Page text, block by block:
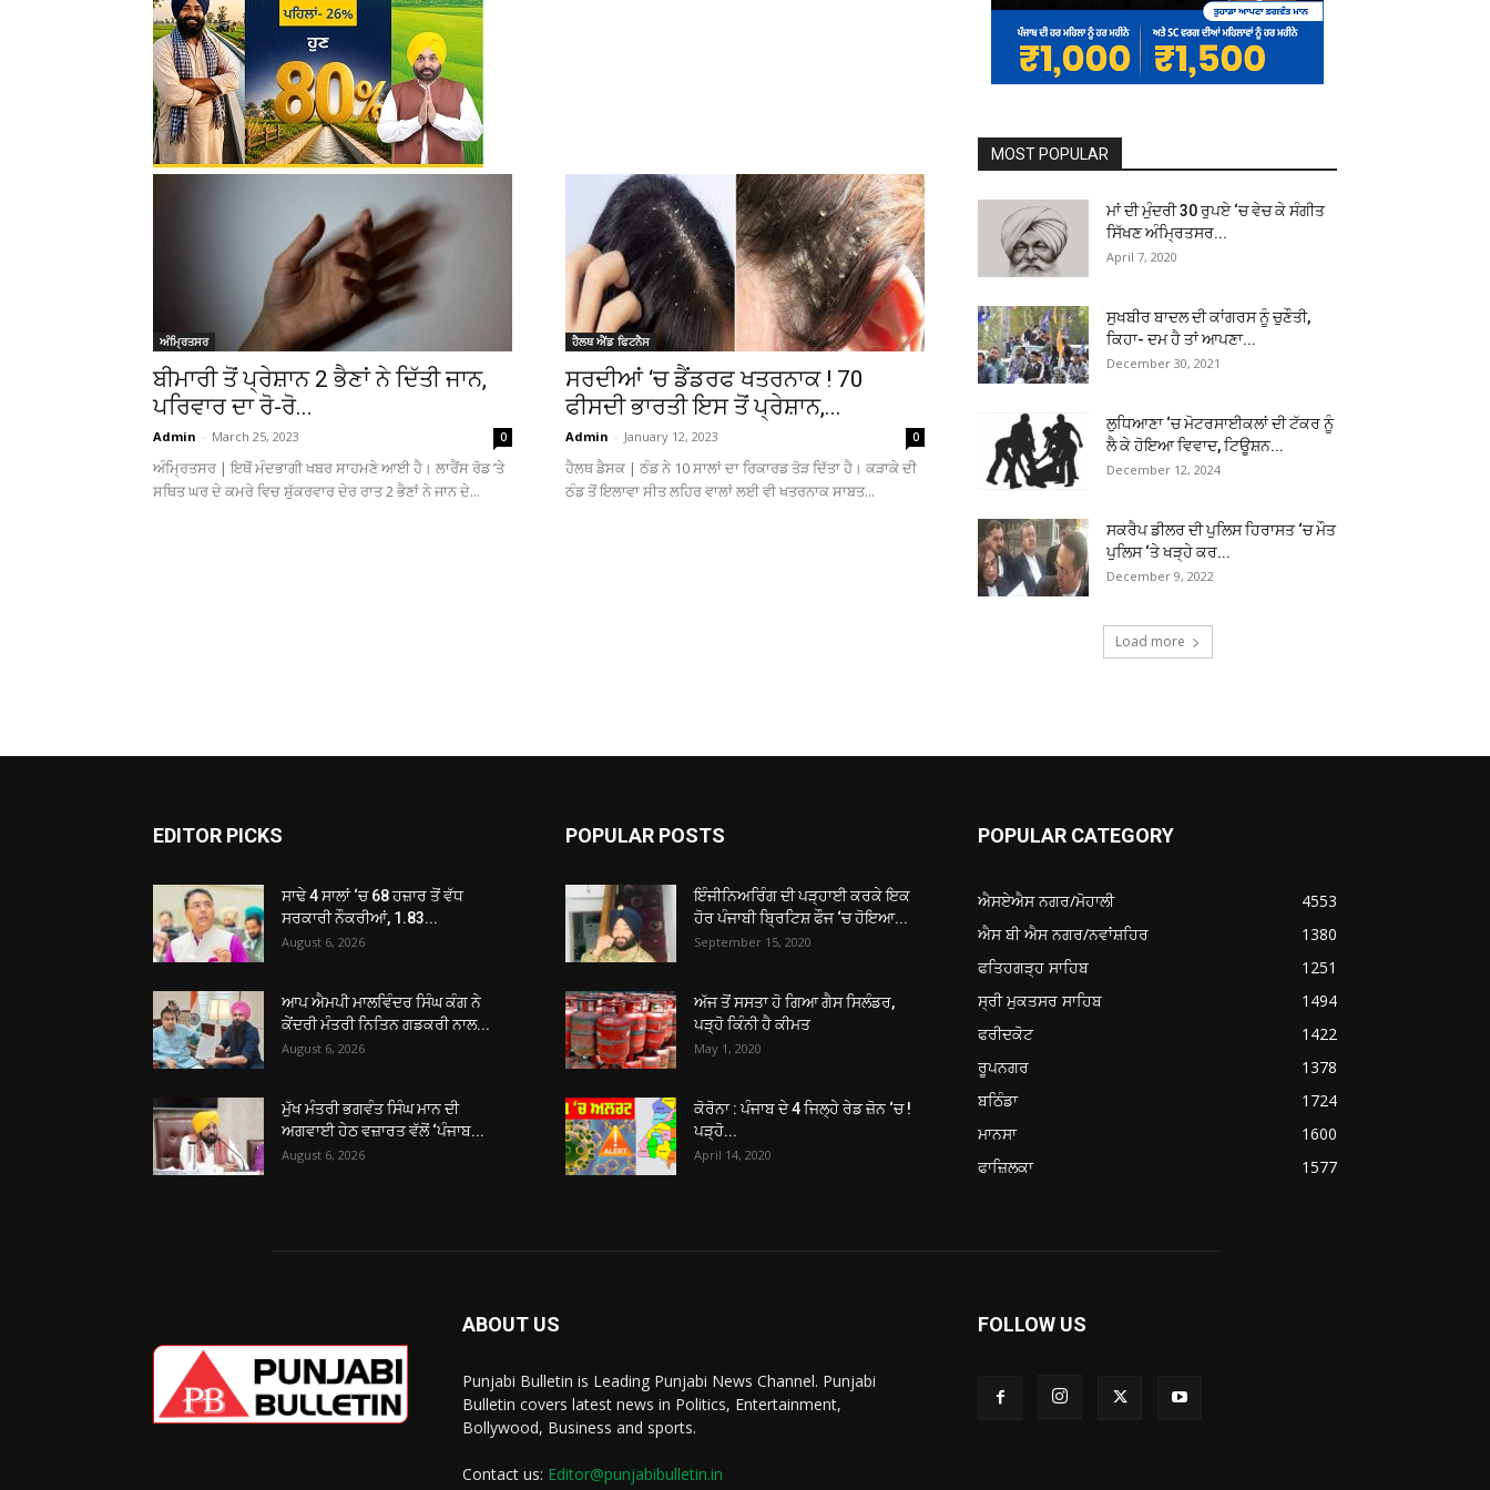
ਅੰਮ੍ਰਿਤਸਰ
ਬੀਮਾਰੀ ਤੋਂ ਪ੍ਰੇਸ਼ਾਨ 2 ਭੈਣਾਂ ਨੇ ਦਿੱਤੀ ਜਾਨ,
ਪਰਿਵਾਰ ਦਾ ਰੋ-ਰੋ...
Admin - March 25, 2023 0
ਅੰਮ੍ਰਿਤਸਰ | ਇਥੋਂ ਮੰਦਭਾਗੀ ਖਬਰ ਸਾਹਮਣੇ ਆਈ ਹੈ। ਲਾਰੈਂਸ ਰੋਡ ’ਤੇ
ਸਥਿਤ ਘਰ ਦੇ ਕਮਰੇ ਵਿਚ ਸ਼ੁੱਕਰਵਾਰ ਦੇਰ ਰਾਤ 2 ਭੈਣਾਂ ਨੇ ਜਾਨ ਦੇ...
ਹੈਲਥ ਐਂਡ ਫਿਟਨੈਸ
ਸਰਦੀਆਂ ‘ਚ ਡੈਂਡਰਫ ਖਤਰਨਾਕ ! 70
ਫੀਸਦੀ ਭਾਰਤੀ ਇਸ ਤੋਂ ਪ੍ਰੇਸ਼ਾਨ,...
Admin - January 12, 2023 0
ਹੈਲਥ ਡੈਸਕ | ਠੰਡ ਨੇ 10 ਸਾਲਾਂ ਦਾ ਰਿਕਾਰਡ ਤੋੜ ਦਿੱਤਾ ਹੈ। ਕੜਾਕੇ ਦੀ
ਠੰਡ ਤੋਂ ਇਲਾਵਾ ਸੀਤ ਲਹਿਰ ਵਾਲਾਂ ਲਈ ਵੀ ਖਤਰਨਾਕ ਸਾਬਤ...
MOST POPULAR
ਮਾਂ ਦੀ ਮੁੰਦਰੀ 30 ਰੁਪਏ ‘ਚ ਵੇਚ ਕੇ ਸੰਗੀਤ
ਸਿੱਖਣ ਅੰਮ੍ਰਿਤਸਰ...
April 7, 2020
ਸੁਖਬੀਰ ਬਾਦਲ ਦੀ ਕਾਂਗਰਸ ਨੂੰ ਚੁਣੌਤੀ,
ਕਿਹਾ- ਦਮ ਹੈ ਤਾਂ ਆਪਣਾ...
December 30, 2021
ਲੁਧਿਆਣਾ ‘ਚ ਮੋਟਰਸਾਈਕਲਾਂ ਦੀ ਟੱਕਰ ਨੂੰ
ਲੈ ਕੇ ਹੋਇਆ ਵਿਵਾਦ, ਟਿਊਸ਼ਨ...
December 12, 2024
ਸਕਰੈਪ ਡੀਲਰ ਦੀ ਪੁਲਿਸ ਹਿਰਾਸਤ ‘ਚ ਮੌਤ
ਪੁਲਿਸ ‘ਤੇ ਖੜ੍ਹੇ ਕਰ...
December 9, 2022
Load more
EDITOR PICKS
ਸਾਢੇ 4 ਸਾਲਾਂ ‘ਚ 68 ਹਜ਼ਾਰ ਤੋਂ ਵੱਧ
ਸਰਕਾਰੀ ਨੌਕਰੀਆਂ, 1.83...
August 6, 2026
ਆਪ ਐਮਪੀ ਮਾਲਵਿੰਦਰ ਸਿੰਘ ਕੰਗ ਨੇ
ਕੇਂਦਰੀ ਮੰਤਰੀ ਨਿਤਿਨ ਗਡਕਰੀ ਨਾਲ...
August 6, 2026
ਮੁੱਖ ਮੰਤਰੀ ਭਗਵੰਤ ਸਿੰਘ ਮਾਨ ਦੀ
ਅਗਵਾਈ ਹੇਠ ਵਜ਼ਾਰਤ ਵੱਲੋਂ ‘ਪੰਜਾਬ...
August 6, 2026
POPULAR POSTS
ਇੰਜੀਨਿਅਰਿੰਗ ਦੀ ਪੜ੍ਹਾਈ ਕਰਕੇ ਇਕ
ਹੋਰ ਪੰਜਾਬੀ ਬ੍ਰਿਟਿਸ਼ ਫੌਜ ‘ਚ ਹੋਇਆ...
September 15, 2020
ਅੱਜ ਤੋਂ ਸਸਤਾ ਹੋ ਗਿਆ ਗੈਸ ਸਿਲੰਡਰ,
ਪੜ੍ਹੋ ਕਿੰਨੀ ਹੈ ਕੀਮਤ
May 1, 2020
ਕੋਰੋਨਾ : ਪੰਜਾਬ ਦੇ 4 ਜਿਲ੍ਹੇ ਰੇਡ ਜ਼ੋਨ ‘ਚ !
ਪੜ੍ਹੋ...
April 14, 2020
POPULAR CATEGORY
ਐਸਏਐਸ ਨਗਰ/ਮੋਹਾਲੀ
4553
ਐਸ ਬੀ ਐਸ ਨਗਰ/ਨਵਾਂਸ਼ਹਿਰ
1380
ਫਤਿਹਗੜ੍ਹ ਸਾਹਿਬ
1251
ਸ੍ਰੀ ਮੁਕਤਸਰ ਸਾਹਿਬ
1494
ਫਰੀਦਕੋਟ
1422
ਰੂਪਨਗਰ
1378
ਬਠਿੰਡਾ
1724
ਮਾਨਸਾ
1600
ਫਾਜ਼ਿਲਕਾ
1577
ABOUT US
Punjabi Bulletin is Leading Punjabi News Channel. Punjabi
Bulletin covers latest news in Politics, Entertainment,
Bollywood, Business and sports.
Contact us: Editor@punjabibulletin.in
FOLLOW US